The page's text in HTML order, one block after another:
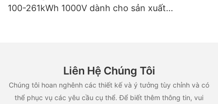
100-261kWh 1000V dành cho sản xuất
Liên Hệ Chúng Tôi
Chúng tôi hoan nghênh các thiết kế và ý tưởng tùy chỉnh và có
thể phục vụ các yêu cầu cụ thể. Để biết thêm thông tin, vui